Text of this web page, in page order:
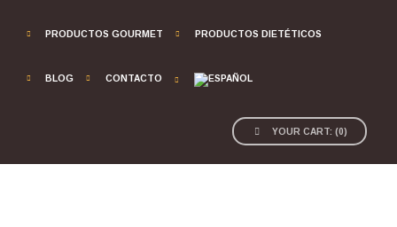
PRODUCTOS GOURMET PRODUCTOS DIETÉTICOS
BLOG CONTACTO
YOUR CART: (0)